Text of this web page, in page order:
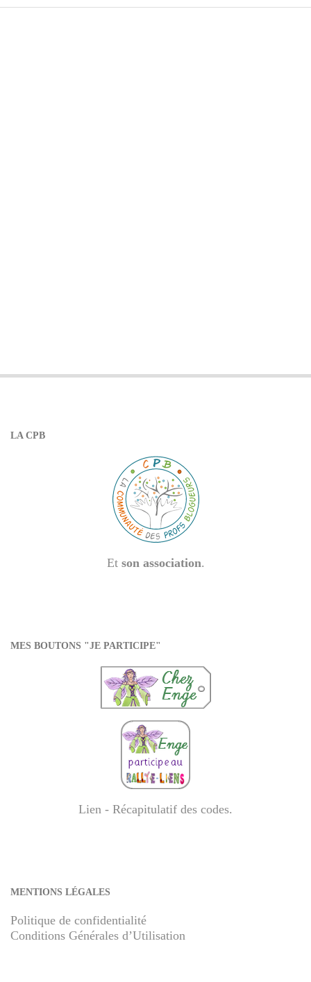
LA CPB
Et son association.
MES BOUTONS "JE PARTICIPE"
Lien - Récapitulatif des codes.
MENTIONS LÉGALES
Politique de confidentialité
Conditions Générales d’Utilisation